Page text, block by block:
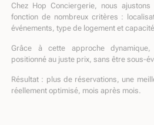
Chez Hop Conciergerie, nous
fonction de nombreux critères :
événements, type de logement et
Grâce à cette approche
positionné au juste prix, sans être sous-
Résultat : plus de réservations, une
réellement optimisé, mois après mois.